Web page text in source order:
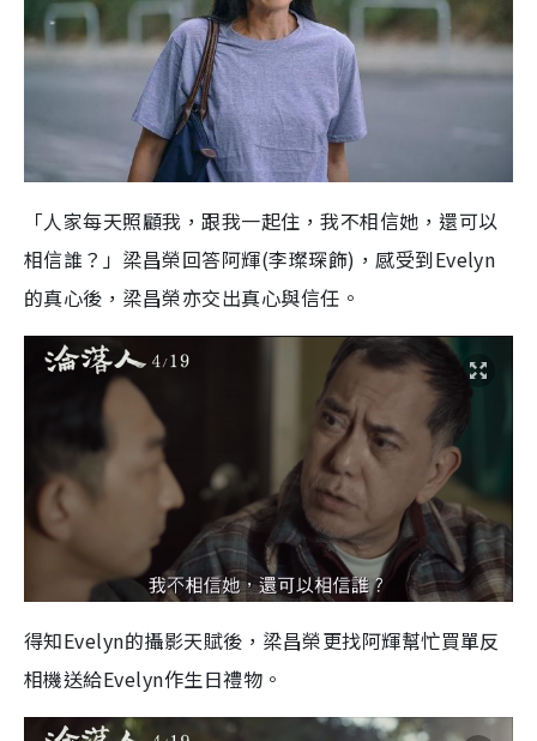
「人家每天照顧我，跟我一起住，我不相信她，還可以
相信誰？」梁昌榮回答阿輝(李璨琛飾)，感受到Evelyn
的真心後，梁昌榮亦交出真心與信任。
得知Evelyn的攝影天賦後，梁昌榮更找阿輝幫忙買單反
相機送給Evelyn作生日禮物。